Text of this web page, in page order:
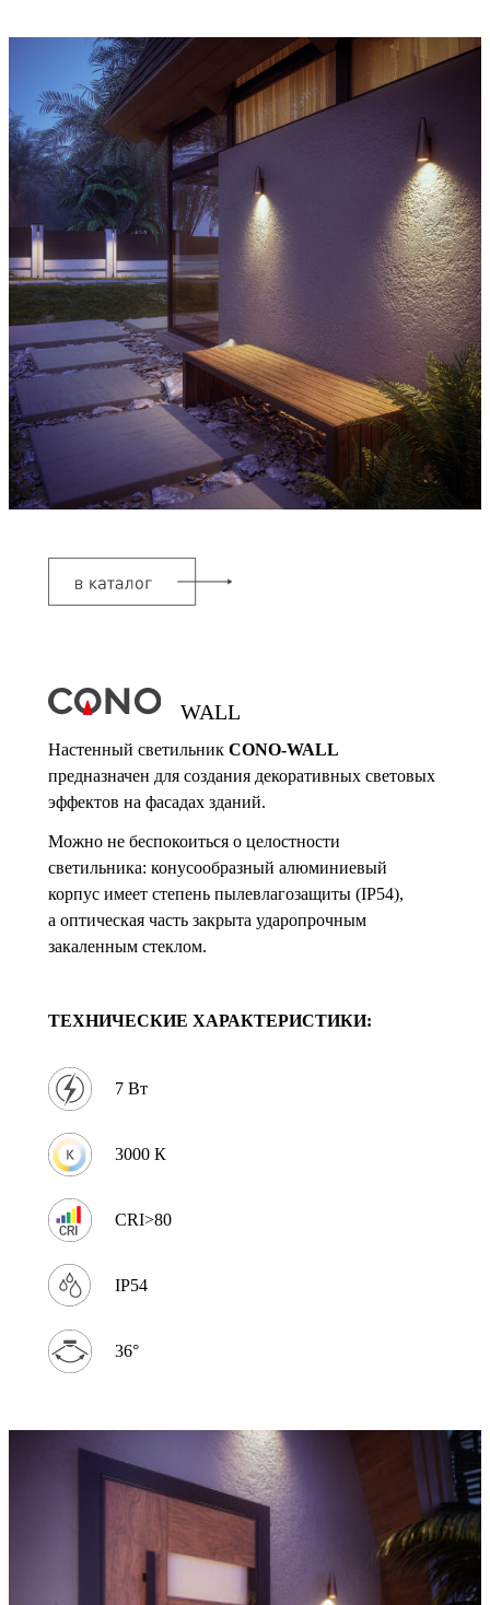
WALL
Настенный светильник CONO-WALL
предназначен для создания декоративных световых
эффектов на фасадах зданий.
Можно не беспокоиться о целостности
светильника: конусообразный алюминиевый
корпус имеет степень пылевлагозащиты (IP54),
а оптическая часть закрыта ударопрочным
закаленным стеклом.
ТЕХНИЧЕСКИЕ ХАРАКТЕРИСТИКИ:
7 Вт
3000 К
CRI>80
IP54
36°